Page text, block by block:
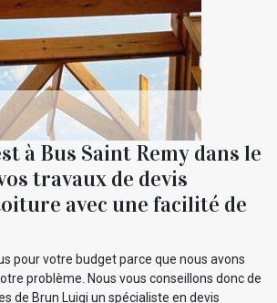
à Bus Saint Remy dans le
travaux de devis
avec une facilité de
pour votre budget parce que nous avons
problème. Nous vous conseillons donc de
de Brun Luigi un spécialiste en devis